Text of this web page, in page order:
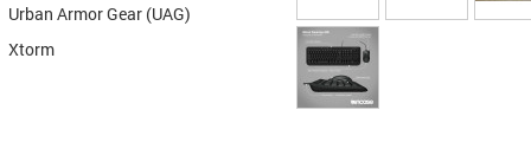
Urban Armor Gear (UAG)
Xtorm